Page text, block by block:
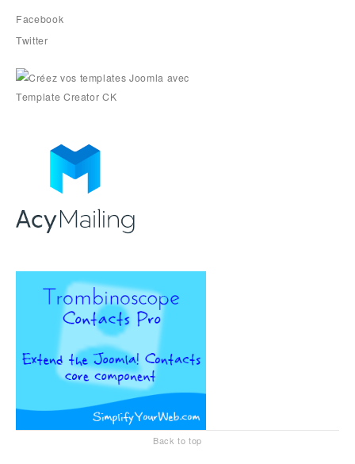
Facebook
Twitter
Back to top